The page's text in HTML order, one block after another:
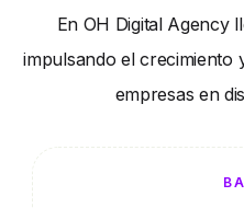
En OH Digital Agency
impulsando el crecimiento
empresas en